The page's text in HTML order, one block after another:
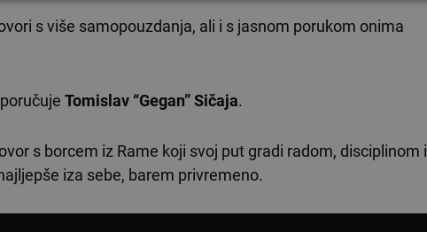
s više samopouzdanja, ali i s jasnom porukom onima
Tomislav “Gegan” Sičaja.
s borcem iz Rame koji svoj put gradi radom, disciplinom i
iza sebe, barem privremeno.